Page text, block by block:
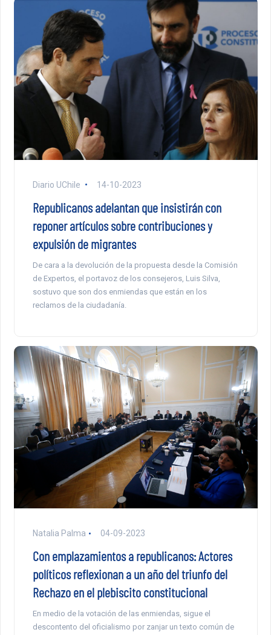
Diario UChile 14-10-2023
Republicanos adelantan que insistirán con
reponer artículos sobre contribuciones y
expulsión de migrantes
De cara a la devolución de la propuesta desde la Comisión
de Expertos, el portavoz de los consejeros, Luis Silva,
sostuvo que son dos enmiendas que están en los
reclamos de la ciudadanía.
Natalia Palma 04-09-2023
Con emplazamientos a republicanos: Actores
políticos reflexionan a un año del triunfo del
Rechazo en el plebiscito constitucional
En medio de la votación de las enmiendas, sigue el
descontento del oficialismo por zanjar un texto común de